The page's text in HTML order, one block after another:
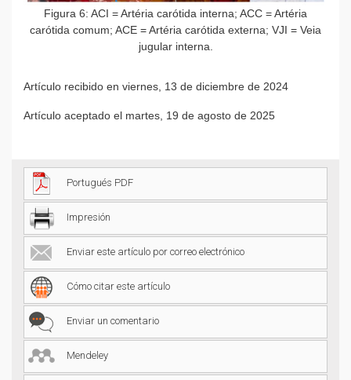
Figura 6: ACI = Artéria carótida interna; ACC = Artéria
carótida comum; ACE = Artéria carótida externa; VJI = Veia
jugular interna.
Artículo recibido en viernes, 13 de diciembre de 2024
Artículo aceptado el martes, 19 de agosto de 2025
Portugués PDF
Impresión
Enviar este artículo por correo electrónico
Cómo citar este artículo
Enviar un comentario
Mendeley